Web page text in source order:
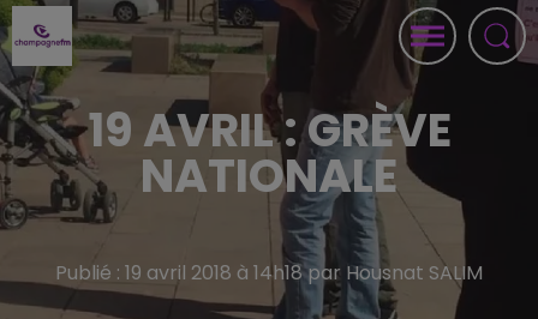
19 AVRIL : GRÈVE
NATIONALE
Publié : 19 avril 2018 à 14h18 par Housnat SALIM